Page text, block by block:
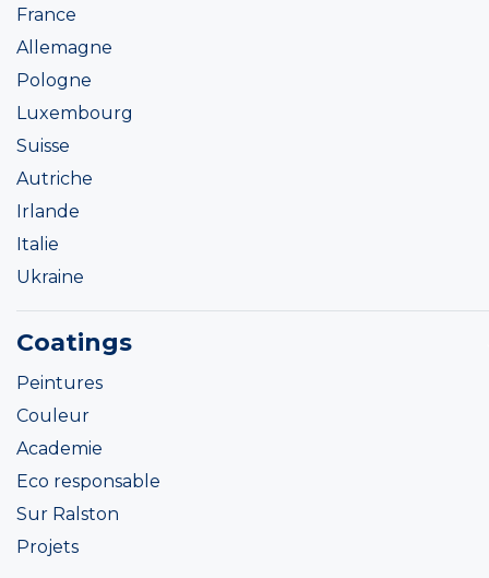
France
Allemagne
Pologne
Luxembourg
Suisse
Autriche
Irlande
Italie
Ukraine
Coatings
Peintures
Couleur
Academie
Eco responsable
Sur Ralston
Projets